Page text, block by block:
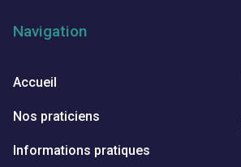
Navigation
Accueil
Nos praticiens
Informations pratiques